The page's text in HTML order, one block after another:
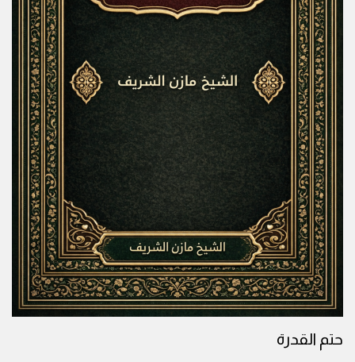
حتم القدرة